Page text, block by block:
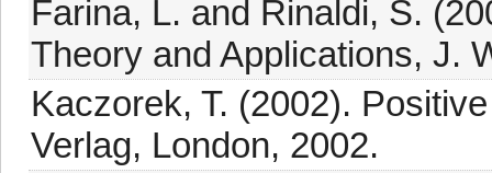
Farina, L. and Rinaldi, S.
Theory and Applications, J.
Kaczorek, T. (2002).
Verlag, London, 2002.